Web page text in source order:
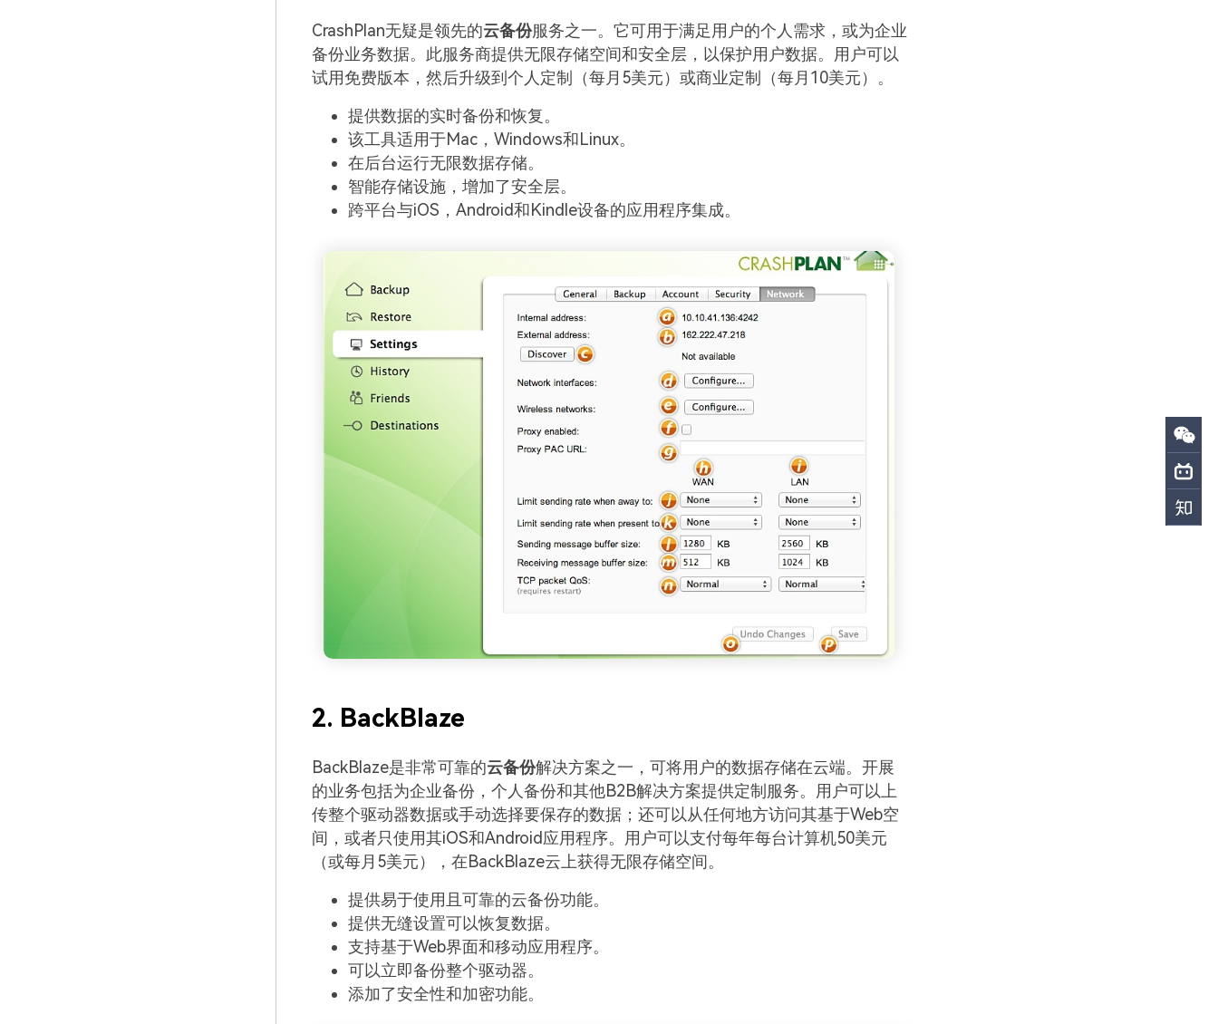
CrashPlan无疑是领先的云备份服务之一。它可用于满足用户的个人需求，或为企业
备份业务数据。此服务商提供无限存储空间和安全层，以保护用户数据。用户可以
试用免费版本，然后升级到个人定制（每月5美元）或商业定制（每月10美元）。
提供数据的实时备份和恢复。
该工具适用于Mac，Windows和Linux。
在后台运行无限数据存储。
智能存储设施，增加了安全层。
跨平台与iOS，Android和Kindle设备的应用程序集成。
2. BackBlaze
BackBlaze是非常可靠的云备份解决方案之一，可将用户的数据存储在云端。开展
的业务包括为企业备份，个人备份和其他B2B解决方案提供定制服务。用户可以上
传整个驱动器数据或手动选择要保存的数据；还可以从任何地方访问其基于Web空
间，或者只使用其iOS和Android应用程序。用户可以支付每年每台计算机50美元
（或每月5美元），在BackBlaze云上获得无限存储空间。
提供易于使用且可靠的云备份功能。
提供无缝设置可以恢复数据。
支持基于Web界面和移动应用程序。
可以立即备份整个驱动器。
添加了安全性和加密功能。